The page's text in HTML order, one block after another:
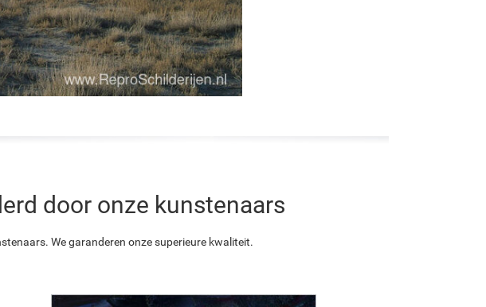
door onze kunstenaars
We garanderen onze superieure kwaliteit.